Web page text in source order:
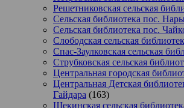
Решетниковская сельская
Сельская библиотека пос.
Сельская библиотека пос.
Слободская сельская
Спас-Заулковская сельская
Струбковская сельская
Центральная городская
Центральная Детская
Гайдара (163)
Щекинская сельская